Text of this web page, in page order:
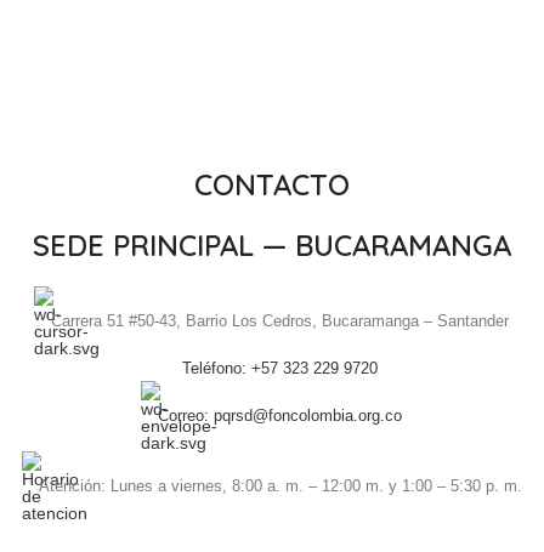
CONTACTO
SEDE PRINCIPAL — BUCARAMANGA
Carrera 51 #50-43, Barrio Los Cedros, Bucaramanga – Santander
Teléfono: +57 323 229 9720
Correo: pqrsd@foncolombia.org.co
Atención: Lunes a viernes, 8:00 a. m. – 12:00 m. y 1:00 – 5:30 p. m.